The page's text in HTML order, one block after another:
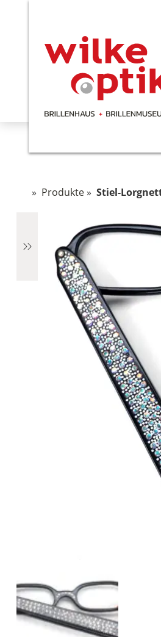
» Produkte» Stiel-
Brillen